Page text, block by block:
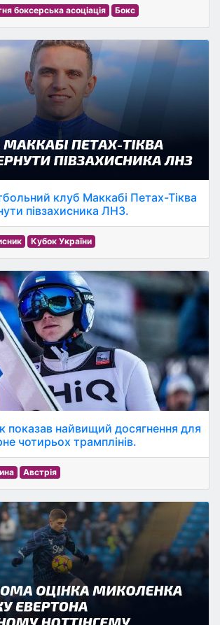
боксерська асоціація Бокс
клуб Маккабі Петах-Тіква
півзахисника ЛНЗ.
Кубок України
показав найвищий досягнення для
чотирьох трамплінів.
Австрія